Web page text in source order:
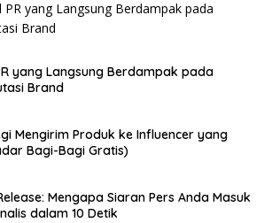
yang Langsung Berdampak pada
Brand
Mengirim Produk ke Influencer yang
Bagi-Bagi Gratis)
Mengapa Siaran Pers Anda Masuk
dalam 10 Detik